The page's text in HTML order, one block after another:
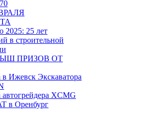
2025: 25 лет
в строительной
ПРИЗОВ ОТ
в Ижевск Экскаватора
автогрейдера XCMG
в Оренбург